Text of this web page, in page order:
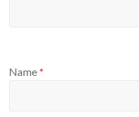
Name *